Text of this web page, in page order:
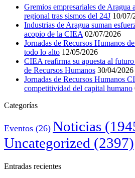
Gremios empresariales de Aragua
regional tras sismos del 24J 10/07/
Industrias de Aragua suman
acopio de la CIEA 02/07/2026
Jornadas de Recursos Humanos
todo lo alto 12/05/2026
CIEA reafirma su apuesta al
de Recursos Humanos 30/04/2026
Jornadas de Recursos Humanos
competitividad del capital humano
Categorías
Eventos (26) Noticias
Uncategorized (2397)
Entradas recientes